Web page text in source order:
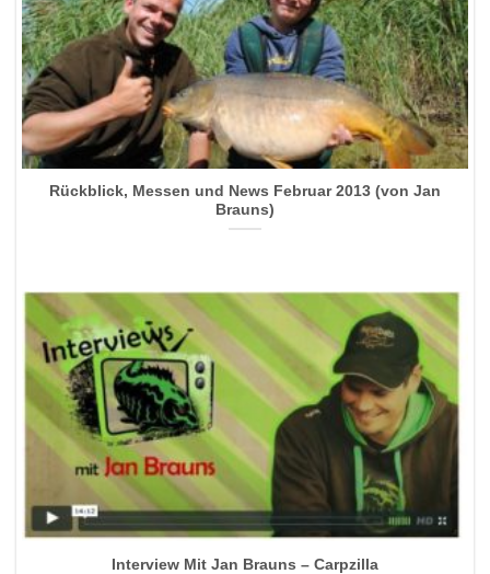
Rückblick, Messen und News Februar 2013 (von Jan
Brauns)
Interview Mit Jan Brauns – Carpzilla